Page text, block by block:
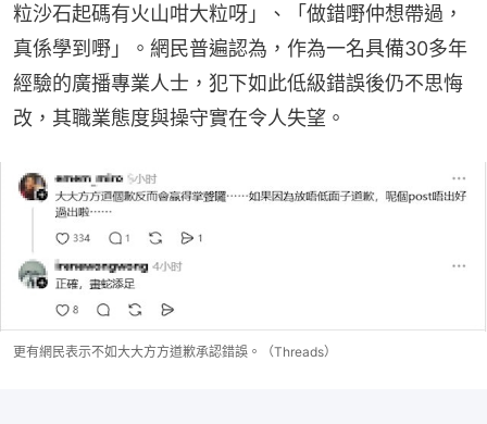
粒沙石起碼有火山咁大粒呀」、「做錯嘢仲想帶過，
真係學到嘢」。網民普遍認為，作為一名具備30多年
經驗的廣播專業人士，犯下如此低級錯誤後仍不思悔
改，其職業態度與操守實在令人失望。
更有網民表示不如大大方方道歉承認錯誤。（Threads）